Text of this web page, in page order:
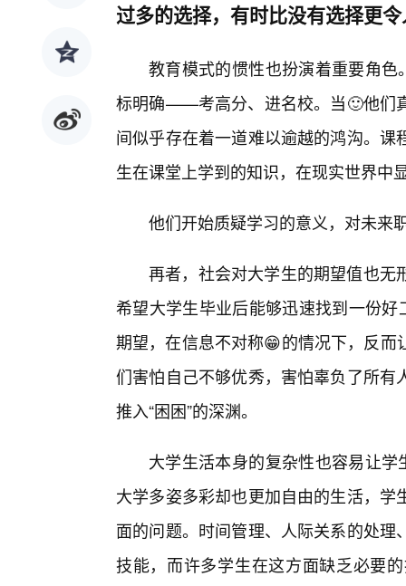
过多的选择，有时比没有选择更
教育模式的惯性也扮演着重要角色
标明确——考高分、进名校。当🙂他们
间似乎存在着一道难以逾越的鸿沟。
生在课堂上学到的知识，在现实世界中
他们开始质疑学习的意义，对未来
再者，社会对大学生的期望值也无
希望大学生毕业后能够迅速找到一份
期望，在信息不对称😁的情况下，反
们害怕自己不够优秀，害怕辜负了所
推入“困困”的深渊。
大学生活本身的复杂性也容易让学
大学多姿多彩却也更加自由的生活，
面的问题。时间管理、人际关系的处
技能，而许多学生在这方面缺乏必要